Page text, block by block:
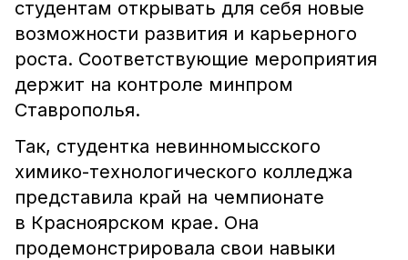
студентам открывать для себя новые
возможности развития и карьерного
роста. Соответствующие мероприятия
держит на контроле минпром
Ставрополья.
Так, студентка невинномысского
химико-технологического колледжа
представила край на чемпионате
в Красноярском крае. Она
продемонстрировала свои навыки